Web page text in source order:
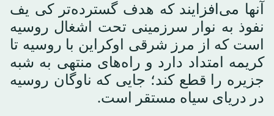
آنها می‌افزایند که هدف گسترده‌تر کی یف
نفوذ به نوار سرزمینی تحت اشغال روسیه
است که از مرز شرقی اوکراین با روسیه تا
کریمه امتداد دارد و راه‌های منتهی به شبه
جزیره را قطع کند؛ جایی که ناوگان روسیه
در دریای سیاه مستقر است.